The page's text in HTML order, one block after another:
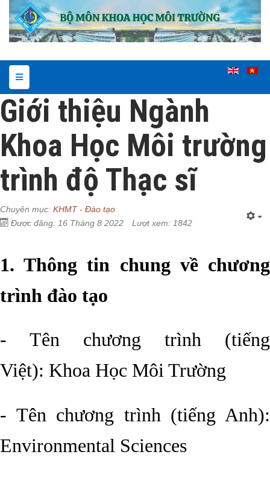
Giới thiệu Ngành
Khoa Học Môi trường
trình độ Thạc sĩ
Chuyên mục: KHMT - Đào tạo
Được đăng: 16 Tháng 8 2022
Lượt xem: 1842
1. Thông tin chung về chương
trình đào tạo
- Tên chương trình (tiếng
Việt): Khoa Học Môi Trường
- Tên chương trình (tiếng Anh):
Environmental Sciences